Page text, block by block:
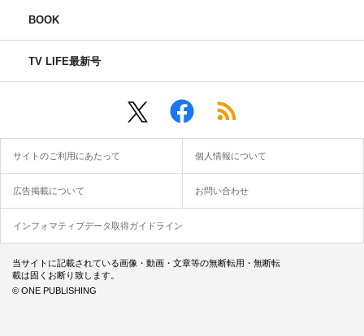
BOOK
TV LIFE最新号
サイトのご利用にあたって 個人情報について
広告掲載について お問い合わせ
インフォマティブデータ取得ガイドライン
当サイトに記載されている画像・動画・文章等の無断転用・無断転
載は固くお断り致します。
© ONE PUBLISHING